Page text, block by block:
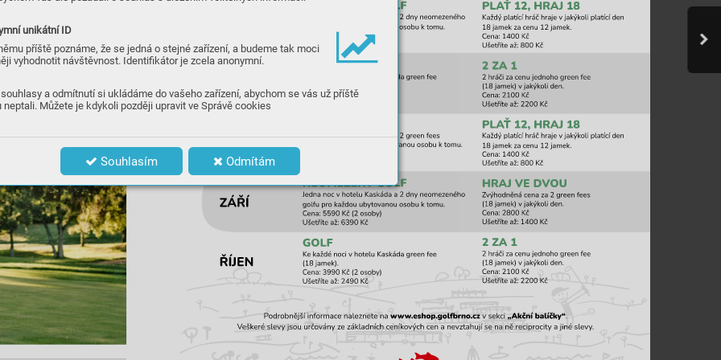
unikátní ID
příště poznáme, že se jedná o stejné zařízení, a budeme tak moci
vyhodnotit návštěvnost. Identifikátor je zcela anonymní.
a odmítnutí si ukládáme do vašeho zařízení, abychom se vás už příště
neptali. Můžete je kdykoli později upravit ve Správě cookies
Souhlasím Odmítám
KONTROLA VYBAVENÍ
stavu we dží. Máte jimi dostatečně po ‑
kr yté všechny možné délky? Přesnost ze
lete ina tyto aspekty.
(Příště: Shane Lowry)